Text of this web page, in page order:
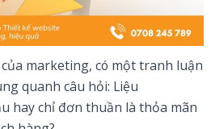
marketing, có một tranh luận
quanh câu hỏi: Liệu
hay chỉ đơn thuần là thỏa mãn